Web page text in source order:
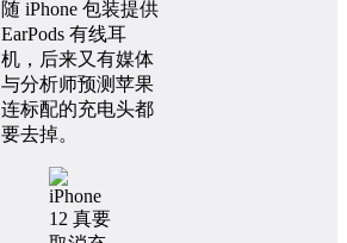
随 iPhone 包装提供
EarPods 有线耳
机，后来又有媒体
与分析师预测苹果
连标配的充电头都
要去掉。